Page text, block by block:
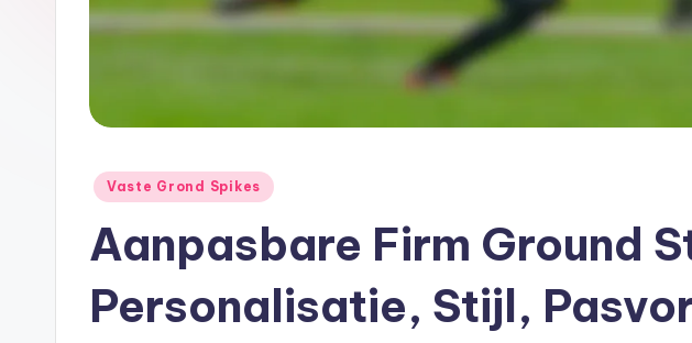
Posted
Vaste Grond Spikes
Aanpasbare Firm Ground
Personalisatie, Stijl,